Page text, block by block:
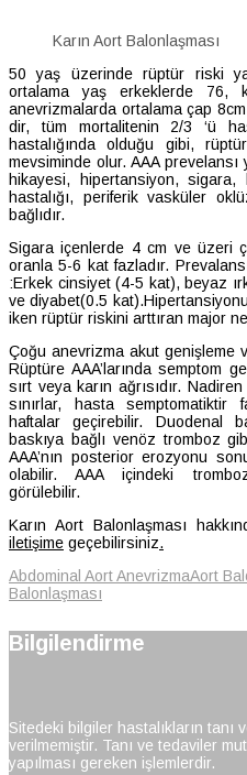
Karın Aort Balonlaşması
50 yaş üzerinde rüptür riski
ortalama yaş erkeklerde 76,
anevrizmalarda ortalama çap
dir, tüm mortalitenin 2/3 ‘ü
hastalığında olduğu gibi,
mevsiminde olur. AAA
hikayesi, hipertansiyon, sigara,
hastalığı, periferik vasküler
bağlıdır.
Sigara içenlerde 4 cm ve üzeri
oranla 5-6 kat fazladır.
:Erkek cinsiyet (4-5 kat), beyaz
ve diyabet(0.5
iken rüptür riskini arttıran major
Çoğu anevrizma akut genişleme
Rüptüre AAA’larında semptom
sırt veya karın ağrısıdır.
sınırlar, hasta semptomatiktir
haftalar geçirebilir. Duodenal
baskıya bağlı venöz tromboz
AAA’nın posterior erozyonu
olabilir. AAA içindeki
görülebilir.
Karın Aort Balonlaşması
iletişime geçebilirsiniz.
Abdominal Aort AnevrizmaAort
Balonlaşması
Bilgilendirme
Sitedeki bilgiler hastalıkların tanı
verilmemiştir. Tanı ve tedaviler
yapılması gereken işlemlerdir.